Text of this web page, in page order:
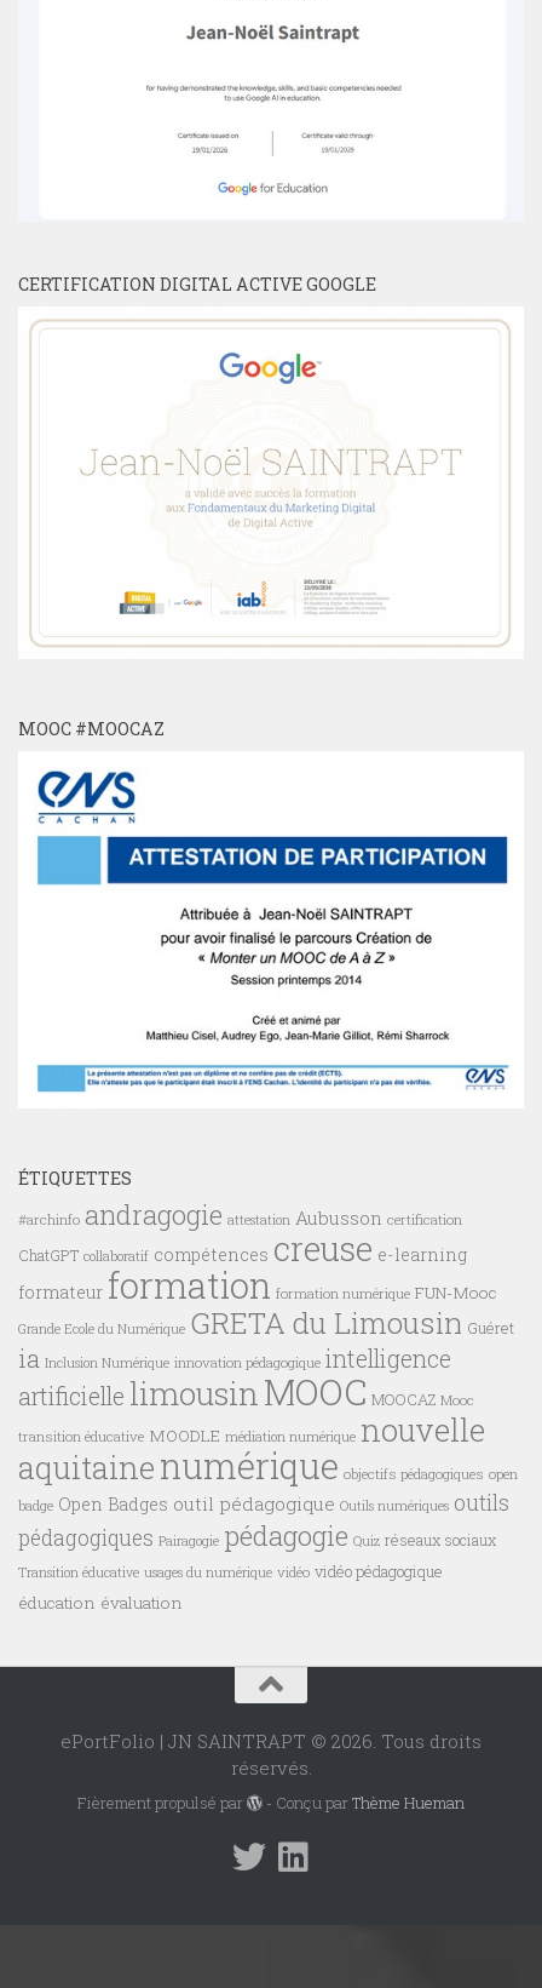
CERTIFICATION DIGITAL ACTIVE GOOGLE
MOOC #MOOCAZ
ÉTIQUETTES
#archinfo andragogie attestation Aubusson certification
ChatGPT collaboratif compétences creuse e-learning
formateur formation formation numérique FUN-Mooc
Grande Ecole du Numérique GRETA du Limousin Guéret
ia Inclusion Numérique innovation pédagogique intelligence
artificielle limousinMOOC MOOCAZ Mooc
transition éducative MOODLE médiation numérique nouvelle
aquitainenumérique objectifs pédagogiques open
badge Open Badges outil pédagogique Outils numériques outils
pédagogiques Pairagogie pédagogie Quiz réseaux sociaux
Transition éducative usages du numérique vidéo vidéo pédagogique
éducation évaluation
ePortFolio | JN SAINTRAPT © 2026. Tous droits
réservés.
Fièrement propulsé par - Conçu parThème Hueman